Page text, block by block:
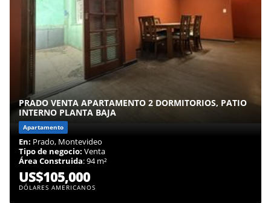
PRADO VENTA APARTAMENTO 2 DORMITORIOS, PATIO
INTERNO PLANTA BAJA
Apartamento
En: Prado, Montevideo
Tipo de negocio: Venta
Área Construida: 94 m²
US$105,000
DÓLARES AMERICANOS